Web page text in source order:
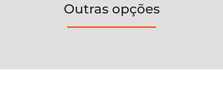
Outras opções